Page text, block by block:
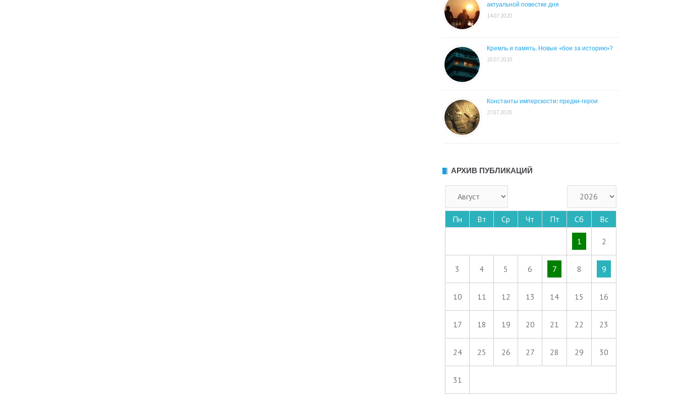
актуальной повестке дня
14.07.2020
Кремль и память. Новые «бои за историю»?
20.07.2020
Константы имперскости: предки-герои
27.07.2020
АРХИВ ПУБЛИКАЦИЙ
Пн Вт Ср Чт Пт Сб Вс
1 2
3 4 5 6 7 8 9
10 11 12 13 14 15 16
17 18 19 20 21 22 23
24 25 26 27 28 29 30
31